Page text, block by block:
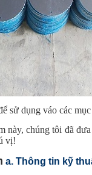
sử dụng váo các
này, chúng tôi đã
vị!
a. Thông tin kỹ